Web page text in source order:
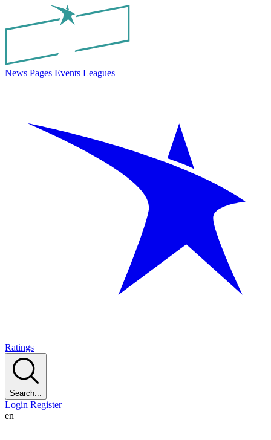
News Pages Events Leagues
Ratings
Search...
Login Register
en